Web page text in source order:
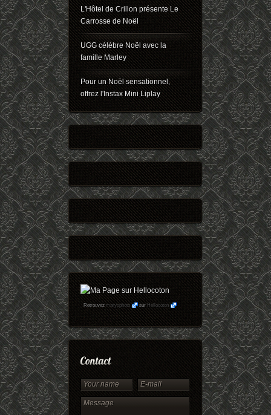
L'Hôtel de Crillon présente Le
Carrosse de Noël
UGG célèbre Noël avec la
famille Marley
Pour un Noël sensationnel,
offrez l'Instax Mini Liplay
Retrouvezmaryophoto surHellocoton